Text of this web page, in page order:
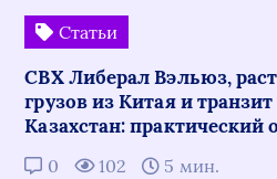
Статьи
СВХ Либерал Вэльюз,
грузов из Китая и транзит
Казахстан: практический
0 102 5 мин.